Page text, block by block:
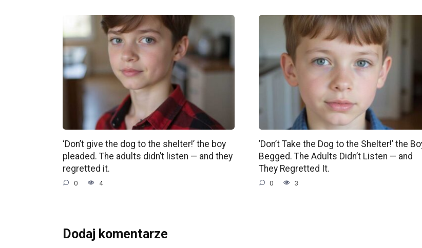
‘Don’t give the dog to the shelter!’ the boy
pleaded. The adults didn’t listen — and they
regretted it.
0 4
’Don’t Take the Dog to the Shelter!’ the
Begged. The Adults Didn’t Listen — and
They Regretted It.
0 3
Dodaj komentarze